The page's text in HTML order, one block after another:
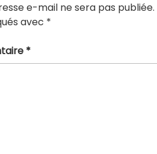
e-mail ne sera pas publiée.
avec *
*